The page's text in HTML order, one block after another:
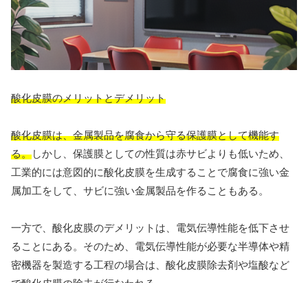
酸化皮膜のメリットとデメリット
酸化皮膜は、金属製品を腐食から守る保護膜として機能す
る。しかし、保護膜としての性質は赤サビよりも低いため、
工業的には意図的に酸化皮膜を生成することで腐食に強い金
属加工をして、サビに強い金属製品を作ることもある。
一方で、酸化皮膜のデメリットは、電気伝導性能を低下させ
ることにある。そのため、電気伝導性能が必要な半導体や精
密機器を製造する工程の場合は、酸化皮膜除去剤や塩酸など